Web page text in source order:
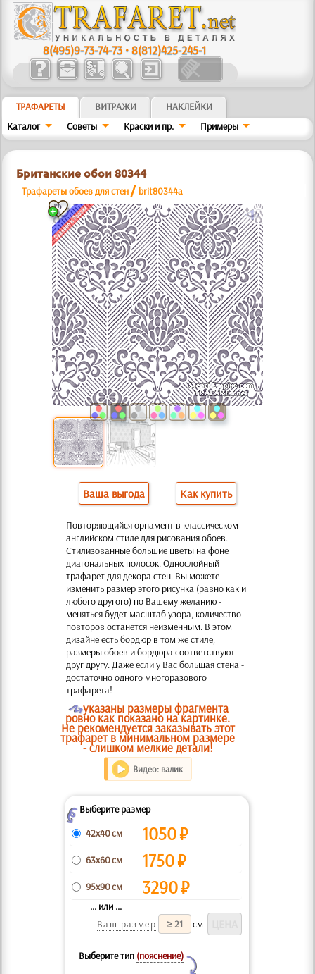
8(495)9-73-74-73 •8(812)425-245-1
ТРАФАРЕТЫ ВИТРАЖИ
НАКЛЕЙКИ
Каталог
Советы Краски и пр. Примеры
Британские обои 80344
Трафареты обоев для стен / brit80344a
a
Ваша выгода Как купить
Повторяющийся орнамент в классическом
английском стиле для рисования обоев.
Стилизованные большие цветы на фоне
диагональных полосок. Однослойный
трафарет для декора стен. Вы можете
изменить размер этого рисунка (равно как и
любого другого) по Вашему желанию -
меняться будет масштаб узора, количество
повторов останется неизменным. В этом
дизайне есть бордюр в том же стиле,
размеры обоев и бордюра соответствуют
друг другу. Даже если у Вас большая стена -
достаточно одного многоразового
трафарета!
Oуказаны размеры фрагмента
ровно как показано на картинке.
Не рекомендуется заказывать этот
трафарет в минимальном размере
- слишком мелкие детали!
Видео: валик
ZВыберите размер
42x40 см
1050₽
63x60 см 1750₽
95x90 см 3290₽
... или ...
Ваш размер
см
Выберите тип (пояснение)
Y